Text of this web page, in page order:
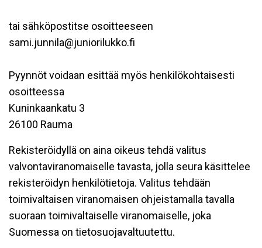
tai sähköpostitse osoitteeseen
sami.junnila@juniorilukko.fi
Pyynnöt voidaan esittää myös henkilökohtaisesti
osoitteessa
Kuninkaankatu 3
26100 Rauma
Rekisteröidyllä on aina oikeus tehdä valitus
valvontaviranomaiselle tavasta, jolla seura käsittelee
rekisteröidyn henkilötietoja. Valitus tehdään
toimivaltaisen viranomaisen ohjeistamalla tavalla
suoraan toimivaltaiselle viranomaiselle, joka
Suomessa on tietosuojavaltuutettu.